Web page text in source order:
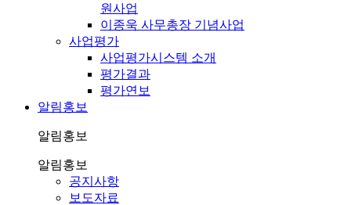
원사업
이종욱 사무총장 기념사업
사업평가
사업평가시스템 소개
평가결과
평가연보
알림홍보
알림홍보
알림홍보
공지사항
보도자료